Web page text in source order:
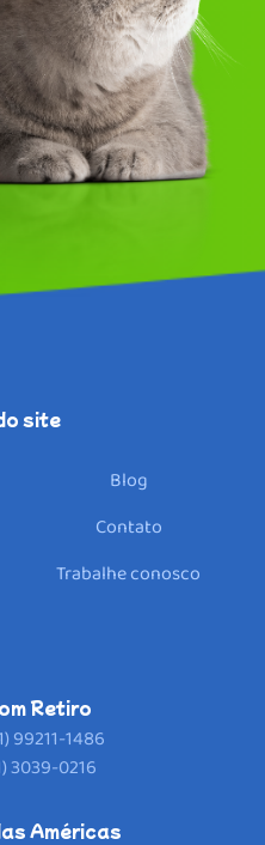
site
Blog
Contato
Trabalhe conosco
Retiro
99211-1486
3039-0216
Américas